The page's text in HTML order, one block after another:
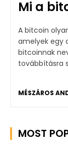
Mi a
A bitcoin
amelyek egy
bitcoinnak
továbbításra
MÉSZÁROS
MOST